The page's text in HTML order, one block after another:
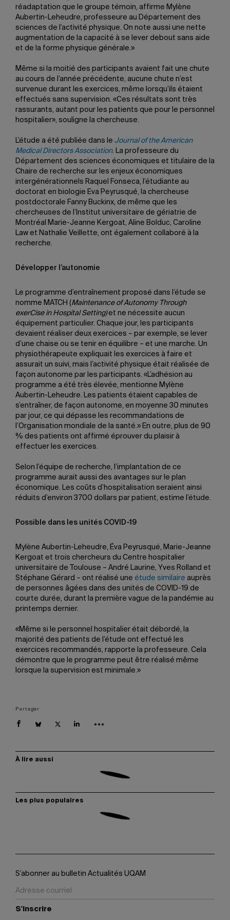
réadaptation que le groupe témoin, affirme Mylène
Aubertin-Leheudre, professeure au Département des
sciences de l’activité physique. On note aussi une nette
augmentation de la capacité à se lever debout sans aide
et de la forme physique générale.»
Même si la moitié des participants avaient fait une chute
au cours de l’année précédente, aucune chute n’est
survenue durant les exercices, même lorsqu’ils étaient
effectués sans supervision. «Ces résultats sont très
rassurants, autant pour les patients que pour le personnel
hospitalier», souligne la chercheuse.
L’étude a été publiée dans le Journal of the American
Medical Directors Association. La professeure du
Département des sciences économiques et titulaire de la
Chaire de recherche sur les enjeux économiques
intergénérationnels Raquel Fonseca, l’étudiante au
doctorat en biologie Eva Peyrusqué, la chercheuse
postdoctorale Fanny Buckinx, de même que les
chercheuses de l’Institut universitaire de gériatrie de
Montréal Marie-Jeanne Kergoat, Aline Bolduc, Caroline
Law et Nathalie Veillette, ont également collaboré à la
recherche.
Développer l’autonomie
Le programme d’entraînement proposé dans l’étude se
nomme MATCH (Maintenance of Autonomy Through
exerCise in Hospital Setting)et ne nécessite aucun
équipement particulier. Chaque jour, les participants
devaient réaliser deux exercices – par exemple, se lever
d’une chaise ou se tenir en équilibre – et une marche. Un
physiothérapeute expliquait les exercices à faire et
assurait un suivi, mais l’activité physique était réalisée de
façon autonome par les participants. «L’adhésion au
programme a été très élevée, mentionne Mylène
Aubertin-Leheudre. Les patients étaient capables de
s’entraîner, de façon autonome, en moyenne 30 minutes
par jour, ce qui dépasse les recommandations de
l’Organisation mondiale de la santé.» En outre, plus de 90
% des patients ont affirmé éprouver du plaisir à
effectuer les exercices.
Selon l’équipe de recherche, l’implantation de ce
programme aurait aussi des avantages sur le plan
économique. Les coûts d’hospitalisation seraient ainsi
réduits d’environ 3700 dollars par patient, estime l’étude.
Possible dans les unités COVID-19
Mylène Aubertin-Leheudre, Éva Peyrusqué, Marie-Jeanne
Kergoat et trois chercheurs du Centre hospitalier
universitaire de Toulouse – André Laurine, Yves Rolland et
Stéphane Gérard – ont réalisé une étude similaire auprès
de personnes âgées dans des unités de COVID-19 de
courte durée, durant la première vague de la pandémie au
printemps dernier.
«Même si le personnel hospitalier était débordé, la
majorité des patients de l’étude ont effectué les
exercices recommandés, rapporte la professeure. Cela
démontre que le programme peut être réalisé même
lorsque la supervision est minimale.»
Partager
À lire aussi
Les plus populaires
S’abonner au bulletin Actualités UQAM
S'inscrire